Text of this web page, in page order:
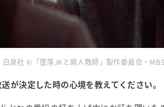
泉社 ©「墜落JKと廃人教師」製作委員会・MBS
決定した時の心境を教えてください。